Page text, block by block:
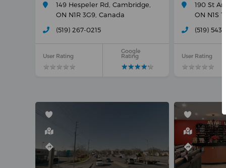
149 Hespeler Rd, Cambridge,
ON N1R 3G9, Canada
(519) 267-0215
User Rating
★★★★★
★★★★★
Google
Rating
★★★★★
★★★★★
190 St
ON N1S
(519) 543-
User Rating
★★★★★
★★★★★